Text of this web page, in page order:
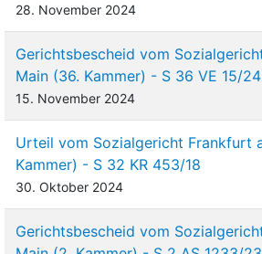
28. November 2024
Gerichtsbescheid vom
Main (36. Kammer) - S 36 VE 15/24
15. November 2024
Urteil vom Sozialgericht Frankfurt
Kammer) - S 32 KR 453/18
30. Oktober 2024
Gerichtsbescheid vom